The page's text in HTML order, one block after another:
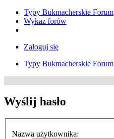
Typy Bukmacherskie Forum
Wykaz forów
Zaloguj się
Typy Bukmacherskie Forum
Wyślij hasło
Nazwa użytkownika: